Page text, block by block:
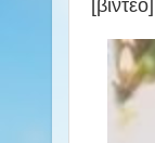
[βίντεο]